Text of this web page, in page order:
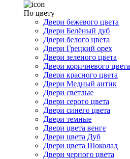
По цвету
Двери бежевого цвета
Двери Белёный дуб
Двери белого цвета
Двери Грецкий орех
Двери зеленого цвета
Двери коричневого цвета
Двери красного цвета
Двери Медный антик
Двери светлые
Двери серого цвета
Двери синего цвета
Двери темные
Двери цвета венге
Двери цвета Дуб
Двери цвета Шоколад
Двери черного цвета